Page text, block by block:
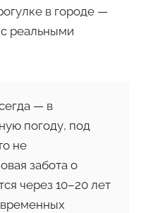
в городе —
реальными
— в
погоду, под
не
забота о
через 10–20 лет